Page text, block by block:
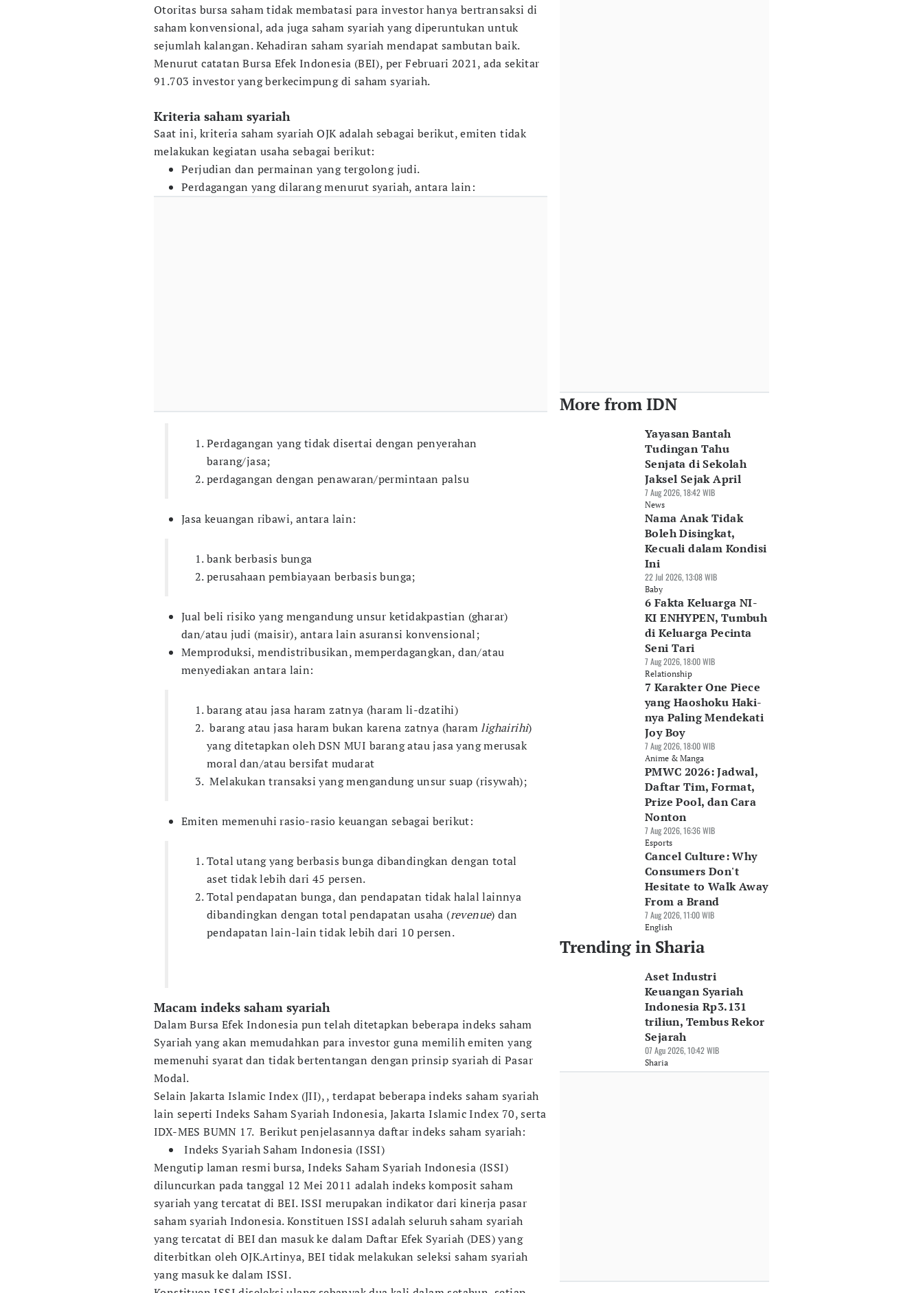
Otoritas bursa saham tidak membatasi para investor hanya bertransaksi di
saham konvensional, ada juga saham syariah yang diperuntukan untuk
sejumlah kalangan. Kehadiran saham syariah mendapat sambutan baik.
Menurut catatan Bursa Efek Indonesia (BEI), per Februari 2021, ada sekitar
91.703 investor yang berkecimpung di saham syariah.
Kriteria saham syariah
Saat ini, kriteria saham syariah OJK adalah sebagai berikut, emiten tidak
melakukan kegiatan usaha sebagai berikut:
Perjudian dan permainan yang tergolong judi.
Perdagangan yang dilarang menurut syariah, antara lain:
Perdagangan yang tidak disertai dengan penyerahan
barang/jasa;
perdagangan dengan penawaran/permintaan palsu
Jasa keuangan ribawi, antara lain:
bank berbasis bunga
perusahaan pembiayaan berbasis bunga;
Jual beli risiko yang mengandung unsur ketidakpastian (gharar)
dan/atau judi (maisir), antara lain asuransi konvensional;
Memproduksi, mendistribusikan, memperdagangkan, dan/atau
menyediakan antara lain:
barang atau jasa haram zatnya (haram li-dzatihi)
barang atau jasa haram bukan karena zatnya (haramlighairihi)
yang ditetapkan oleh DSN MUI barang atau jasa yang merusak
moral dan/atau bersifat mudarat
Melakukan transaksi yang mengandung unsur suap (risywah);
Emiten memenuhi rasio-rasio keuangan sebagai berikut:
Total utang yang berbasis bunga dibandingkan dengan total
aset tidak lebih dari 45 persen.
Total pendapatan bunga, dan pendapatan tidak halal lainnya
dibandingkan dengan total pendapatan usaha (revenue) dan
pendapatan lain-lain tidak lebih dari 10 persen.
Macam indeks saham syariah
Dalam Bursa Efek Indonesia pun telah ditetapkan beberapa indeks saham
Syariah yang akan memudahkan para investor guna memilih emiten yang
memenuhi syarat dan tidak bertentangan dengan prinsip syariah di Pasar
Modal.
Selain Jakarta Islamic Index (JII), , terdapat beberapa indeks saham syariah
lain seperti Indeks Saham Syariah Indonesia, Jakarta Islamic Index 70, serta
IDX-MES BUMN 17. Berikut penjelasannya daftar indeks saham syariah:
Indeks Syariah Saham Indonesia (ISSI)
Mengutip laman resmi bursa, Indeks Saham Syariah Indonesia (ISSI)
diluncurkan pada tanggal 12 Mei 2011 adalah indeks komposit saham
syariah yang tercatat di BEI. ISSI merupakan indikator dari kinerja pasar
saham syariah Indonesia. Konstituen ISSI adalah seluruh saham syariah
yang tercatat di BEI dan masuk ke dalam Daftar Efek Syariah (DES) yang
diterbitkan oleh OJK.Artinya, BEI tidak melakukan seleksi saham syariah
yang masuk ke dalam ISSI.
More from IDN
Yayasan Bantah
Tudingan Tahu
Senjata di Sekolah
Jaksel Sejak April
7 Aug 2026, 18:42 WIB
News
Nama Anak Tidak
Boleh Disingkat,
Kecuali dalam Kondisi
Ini
22 Jul 2026, 13:08 WIB
Baby
6 Fakta Keluarga NI-
KI ENHYPEN, Tumbuh
di Keluarga Pecinta
Seni Tari
7 Aug 2026, 18:00 WIB
Relationship
7 Karakter One Piece
yang Haoshoku Haki-
nya Paling Mendekati
Joy Boy
7 Aug 2026, 18:00 WIB
Anime & Manga
PMWC 2026: Jadwal,
Daftar Tim, Format,
Prize Pool, dan Cara
Nonton
7 Aug 2026, 16:36 WIB
Esports
Cancel Culture: Why
Consumers Don't
Hesitate to Walk Away
From a Brand
7 Aug 2026, 11:00 WIB
English
Trending in Sharia
Aset Industri
Keuangan Syariah
Indonesia Rp3.131
triliun, Tembus Rekor
Sejarah
07 Agu 2026, 10:42 WIB
Sharia